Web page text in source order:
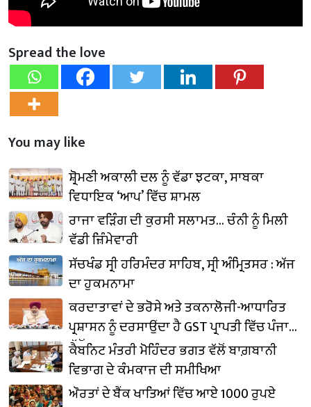
Spread the love
You may like
ਸ਼੍ਰੋਮਣੀ ਅਕਾਲੀ ਦਲ ਨੂੰ ਵੱਡਾ ਝਟਕਾ, ਸਾਬਕਾ
ਵਿਧਾਇਕ ‘ਆਪ’ ਵਿੱਚ ਸ਼ਾਮਲ
ਰਾਜਾ ਵੜਿੰਗ ਦੀ ਕੁਰਸੀ ਸਲਾਮਤ… ਚੰਨੀ ਨੂੰ ਮਿਲੀ
ਵੱਡੀ ਜ਼ਿੰਮੇਵਾਰੀ
ਸੱਚਖੰਡ ਸ੍ਰੀ ਹਰਿਮੰਦਰ ਸਾਹਿਬ, ਸ੍ਰੀ ਅੰਮ੍ਰਿਤਸਰ : ਅੱਜ
ਦਾ ਹੁਕਮਨਾਮਾ
ਕਰਦਾਤਾਵਾਂ ਦੇ ਭਰੋਸੇ ਅਤੇ ਤਕਨਾਲੋਜੀ-ਆਧਾਰਿਤ
ਪ੍ਰਸ਼ਾਸਨ ਨੂੰ ਦਰਸਾਉਂਦਾ ਹੈ GST ਪ੍ਰਾਪਤੀ ਵਿੱਚ ਪੰਜਾਬ
ਵੱਲੋਂ ਦਰਜ਼ 24.45% ਦਾ ਸ਼ਾਨਦਾਰ ਵਾਧਾ: ਹਰਪਾਲ
ਚੀਮਾ
ਕੈਬਨਿਟ ਮੰਤਰੀ ਮੋਹਿੰਦਰ ਭਗਤ ਵੱਲੋਂ ਬਾਗ਼ਬਾਨੀ
ਵਿਭਾਗ ਦੇ ਕੰਮਕਾਜ ਦੀ ਸਮੀਖਿਆ
ਔਰਤਾਂ ਦੇ ਬੈਂਕ ਖਾਤਿਆਂ ਵਿੱਚ ਆਏ 1000 ਰੁਪਏ